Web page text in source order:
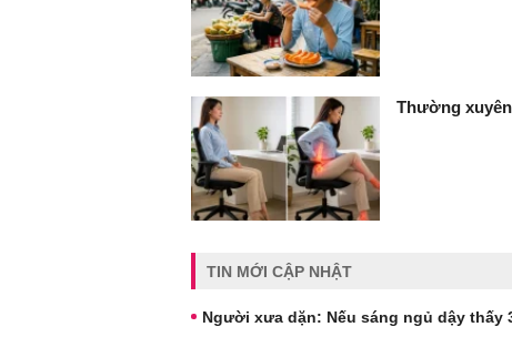
Thường
TIN MỚI CẬP NHẬT
Người xưa dặn: Nếu sáng ngủ dậy thấy